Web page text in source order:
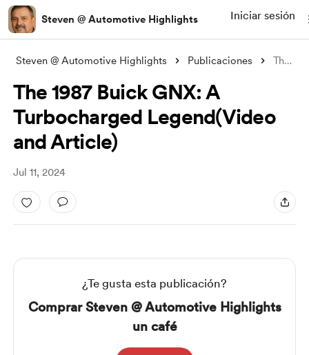
Steven @ Automotive Highlights Iniciar sesión
Steven @ Automotive Highlights Publicaciones The 1987 Buick GNX: A Turbocharged Legen
The 1987 Buick GNX: A
Turbocharged Legend(Video
and Article)
Jul 11, 2024
¿Te gusta esta publicación?
Comprar Steven @ Automotive Highlights
un café